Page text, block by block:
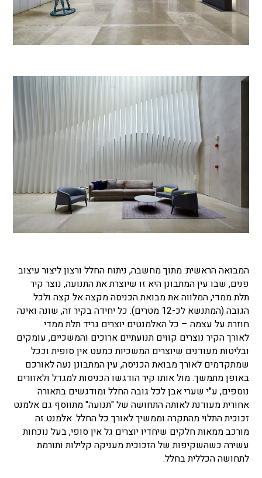
המבואה הראשית: מתוך מחשבה, ניתוח החלל ורצון ליצור עיצוב
פנים, שבו עין המתבונן היא זו שיוצרת את התנועה, נוצר קיר
תלת ממדי, המלווה את מבואת הכניסה מקצה אל קצה ולכל
הגובה (המתנשא לכ-12 מטרים). כל יחידה בקיר זה, שונה ואינה
חוזרת על עצמה – כל האלמנטים יוצרים גריד תלת ממדי.
לאורך הקיר נוצרים קווים תנועתיים ארוכים והמשכיים, עומקים
ובליטות מעודנים שיוצרים המשכיות כמעט אין סופית וככל
שמתקדמים לאורך מבואת הכניסה, עין המתבונן נעה לאורכם
באופן מתמשך. מול אותו קיר הודגשו הכניסות למגדל ולאזורים
נוספים, ע"י שערי אבן לכל גובה החלל ומודגשים בתאורה
אחורית מעודנת לאותה התחושה של "תנועה" מתווסף גם אלמנט
זכוכית התלוי מהתקרה וממשיך לאורך כל החלל. אלמנט זה
מורכב ממאות חלקים שיחדיו יוצרים גל אין סופי, בעל נוכחות
עשירה כשהשקיפות של הזכוכית מעניקה קלילות ותורמת
לתחושה הכללית בחלל.